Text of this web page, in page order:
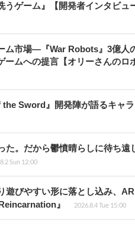
ゲーム』【開発者インタビュ
ム市場―『War Robots』3億人
ムへの提言【オリーさんのロ
Sword』開発陣が語るキャ
。だから鬱憤晴らしに待ち遠
Sun 12:00
遊びやすい形に落とし込み、
』
2026.8.4 Tue 15:00